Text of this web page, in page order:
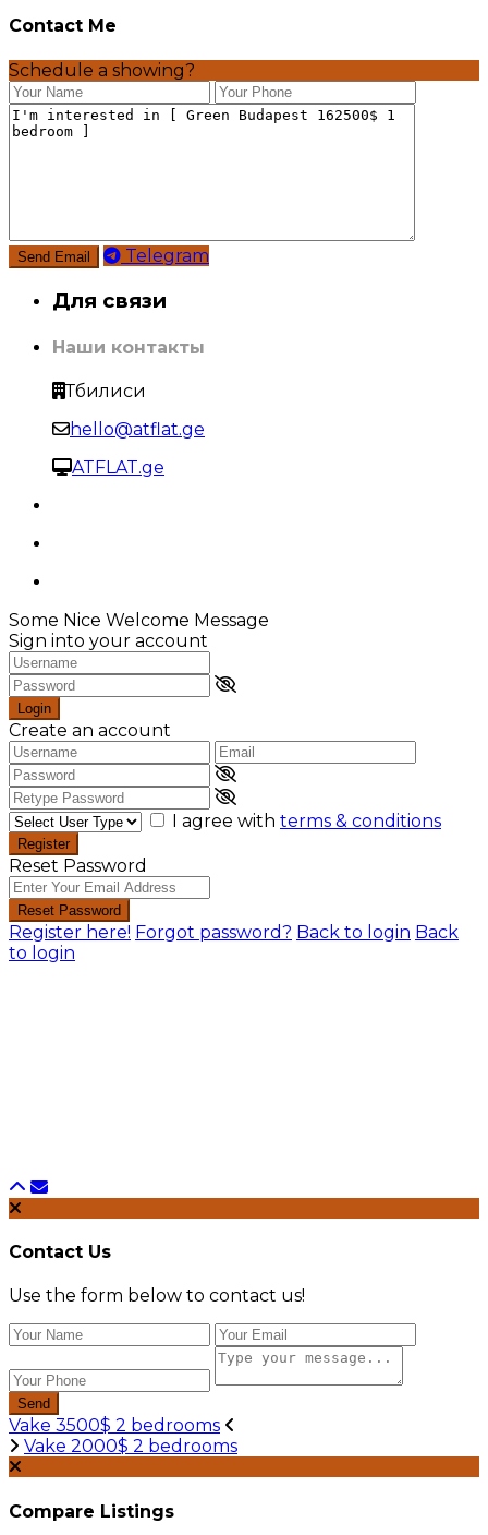
Contact Me
Schedule a showing?
Telegram
Для связи
Наши контакты
Тбилиси
hello@atflat.ge
ATFLAT.ge
Some Nice Welcome Message
Sign into your account
Login
Create an account
I agree with terms & conditions
Register
Reset Password
Reset Password
Register here! Forgot password? Back to login Back
to login
Contact Us
Use the form below to contact us!
Send
Vake 3500$ 2 bedrooms
Vake 2000$ 2 bedrooms
Compare Listings